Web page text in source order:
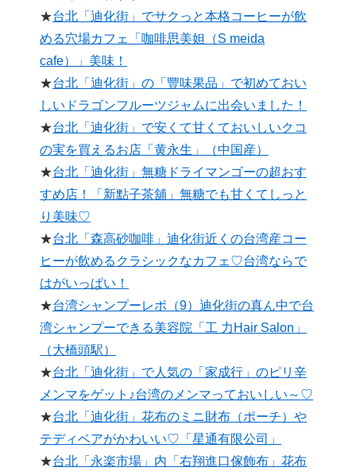
★台北「迪化街」でサクっと本格コーヒーが飲
める穴場カフェ「咖啡思美妲（S meida
cafe）」美味！
★台北「迪化街」の「豐味果品」で初めておい
しいドラゴンフルーツジャムに出会いました！
★台北「迪化街」で安くて甘くておいしいクコ
の実を買えるお店「黄永生」（中国産）
★台北「迪化街」無糖ドライマンゴーの超おす
すめ店！「新點子茶舖」無糖でも甘くてしっと
り美味♡
★台北「森高砂咖啡」迪化街近くの台湾産コー
ヒーが飲めるクラシックなカフェ♡台湾ならで
はがいっぱい！
★台湾シャンプーレポ（9）迪化街の真ん中で台
湾シャンプーできる美容院「工 力Hair Salon」
（大橋頭駅）
★台北「迪化街」で人気の「家成行」のピリ辛
メンマをゲット♪台湾のメンマっておいしい～♡
★台北「迪化街」花布のミニ財布（ポーチ）や
テディベアがかわいい♡「星通有限公司」
★台北「永楽市場」内「右翔進口傢飾布」花布